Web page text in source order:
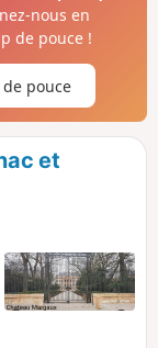
nous en
de pouce !
pouce
et